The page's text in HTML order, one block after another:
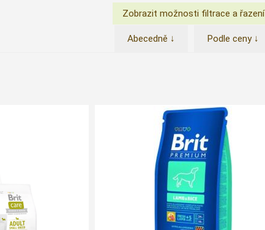
Abecedně ↓ Podle ceny ↓